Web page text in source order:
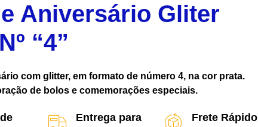
Aniversário Gliter
“4”
com glitter, em formato de número 4, na cor prata.
de bolos e comemorações especiais.
Entrega para
Frete Rápido